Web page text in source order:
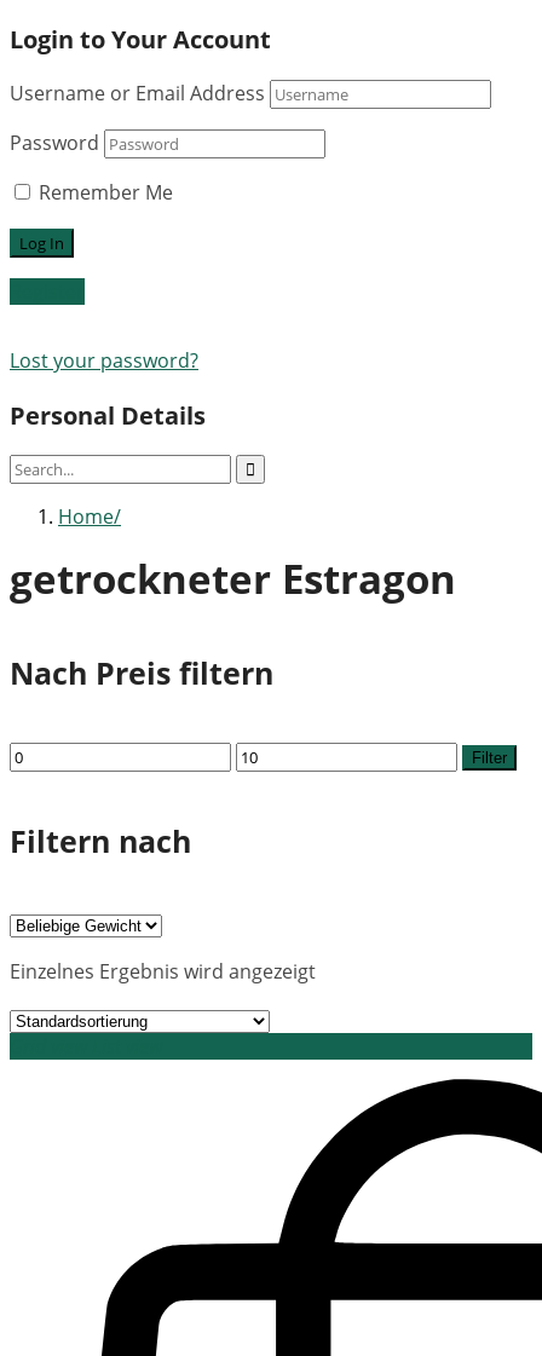
Login to Your Account
Username or Email Address
Password
Remember Me
Lost your password?
Personal Details
Home
getrockneter Estragon
Nach Preis filtern
Min.
Preis
Max.
Preis
Filter
Filtern nach
Einzelnes Ergebnis wird angezeigt